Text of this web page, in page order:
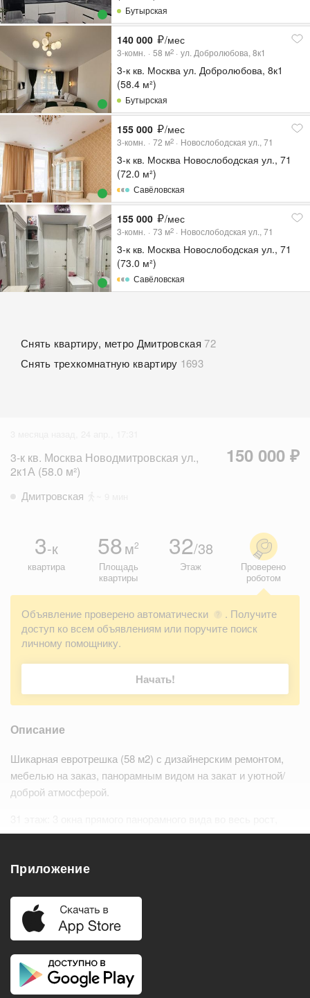
Бутырская
140 000 /мес
3-комн. 58 м2 ул. Добролюбова, 8к1
3-к кв. Москва ул. Добролюбова, 8к1
(58.4 м²)
Бутырская
155 000 /мес
3-комн. 72 м2 Новослободская ул., 71
3-к кв. Москва Новослободская ул., 71
(72.0 м²)
Савёловская
155 000 /мес
3-комн. 73 м2 Новослободская ул., 71
3-к кв. Москва Новослободская ул., 71
(73.0 м²)
Савёловская
Снять квартиру, метро Дмитровская 72
Снять трехкомнатную квартиру 1693
3-к кв. Москва Новодмитровская ул.,
2к1А (58.0 м²)
150 000 ₽
Дмитровская
3-к
квартира
58м2
Площадь
квартиры
32/38
Этаж
Проверено
роботом
Объявление проверено автоматически ?
. Получите
доступ ко всем объявлениям или поручите поиск
личному помощнику.
Начать!
Описание
Шикарная евротрешка (58 м2) с дизайнерским ремонтом,
мебелью на заказ, панорамным видом на закат и уютной/
доброй атмосферой.
никакие постройки не загораживают вид, особенно летом
Балкон
Холодильник
Телевизор
Кондиционер
Приложение